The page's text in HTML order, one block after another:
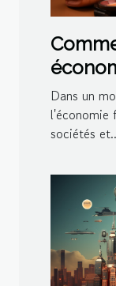
beauté
Dans un
l'économie
sociétés